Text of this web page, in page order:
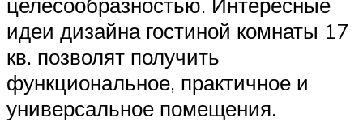
идеи дизайна гостиной комнаты 17
кв. позволят получить
функциональное, практичное и
универсальное помещения.